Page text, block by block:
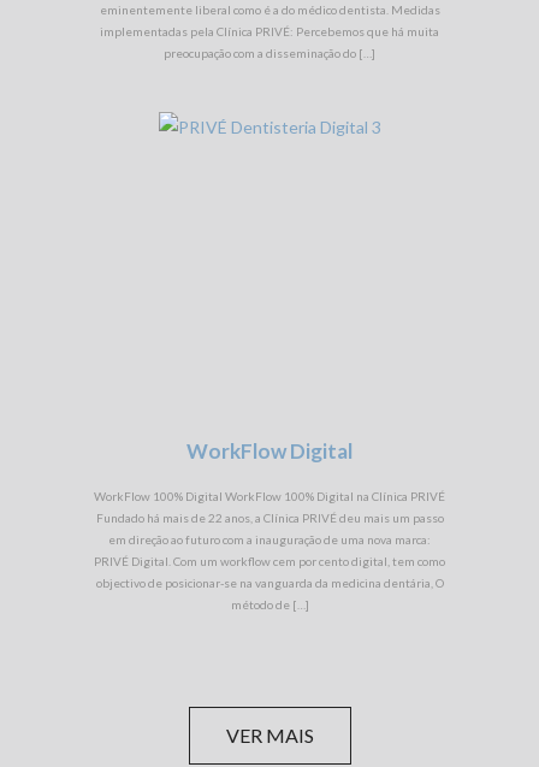
eminentemente liberal como é a do médico dentista. Medidas
implementadas pela Clínica PRIVÉ: Percebemos que há muita
preocupação com a disseminação do […]
WorkFlow Digital
WorkFlow 100% Digital WorkFlow 100% Digital na Clínica PRIVÉ
Fundado há mais de 22 anos, a Clínica PRIVÉ deu mais um passo
em direção ao futuro com a inauguração de uma nova marca:
PRIVÉ Digital. Com um workflow cem por cento digital, tem como
objectivo de posicionar-se na vanguarda da medicina dentária, O
método de […]
VER MAIS